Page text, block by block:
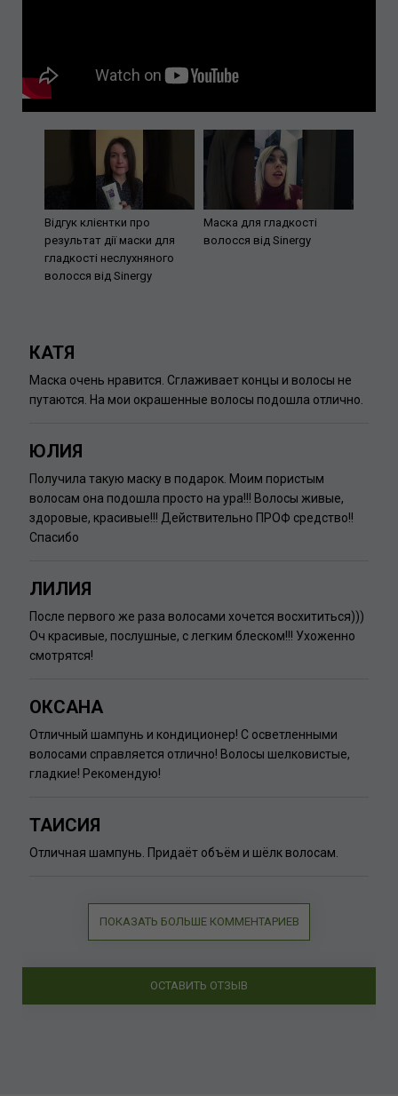
Відгук клієнтки про
результат дії маски для
гладкості неслухняного
волосся від Sinergy
Маска для гладкості
волосся від Sinergy
КАТЯ
Маска очень нравится. Сглаживает концы и волосы не
путаются. На мои окрашенные волосы подошла отлично.
ЮЛИЯ
Получила такую маску в подарок. Моим пористым
волосам она подошла просто на ура!!! Волосы живые,
здоровые, красивые!!! Действительно ПРОФ средство!!
Спасибо
ЛИЛИЯ
После первого же раза волосами хочется восхититься)))
Оч красивые, послушные, с легким блеском!!! Ухоженно
смотрятся!
ОКСАНА
Отличный шампунь и кондиционер! С осветленными
волосами справляется отлично! Волосы шелковистые,
гладкие! Рекомендую!
ТАИСИЯ
Отличная шампунь. Придаёт объём и шёлк волосам.
ПОКАЗАТЬ БОЛЬШЕ КОММЕНТАРИЕВ
ОСТАВИТЬ ОТЗЫВ